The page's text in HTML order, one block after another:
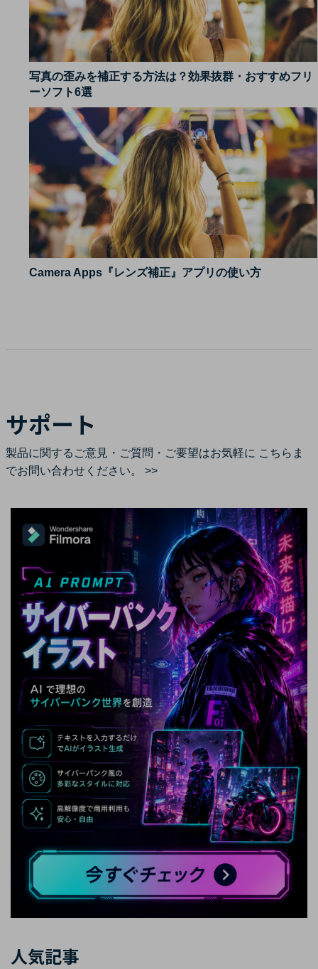
写真の歪みを補正する方法は？効果抜群・おすすめフリ
ーソフト6選
Camera Apps『レンズ補正』アプリの使い方
サポート
製品に関するご意見・ご質問・ご要望はお気軽に こちらま
でお問い合わせください。 >>
人気記事